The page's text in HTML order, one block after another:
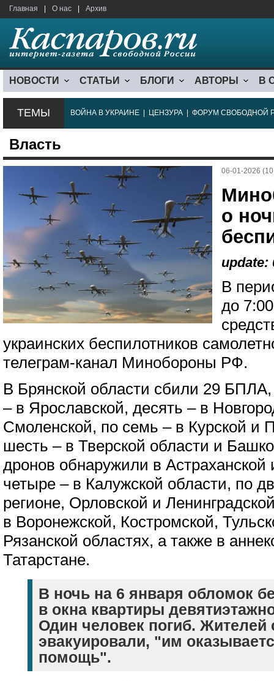
Главная О нас Архив
НОВОСТИ СТАТЬИ БЛОГИ АВТОРЫ В
ТЕМЫ ВОЙНА В УКРАИНЕ ЦЕНЗУРА ФОРУМ СВОБОДНОЙ
Власть
06-01-2026
о
update:
В
до
украинских беспилотников
телеграм-канал Минобороны РФ.
В Брянской области сбили 29 БПЛА,
– в Ярославской, десять – в
Смоленской, по семь – в Курской и
шесть – в Тверской области и
дронов обнаружили в Астраханской
четыре – в Калужской области, по
регионе, Орловской и
в Воронежской, Костромской,
Рязанской областях, а также в
Татарстане.
В ночь на 6 января обломок
в окна квартиры
Один человек погиб. Жителей
эвакуировали, "им
помощь".